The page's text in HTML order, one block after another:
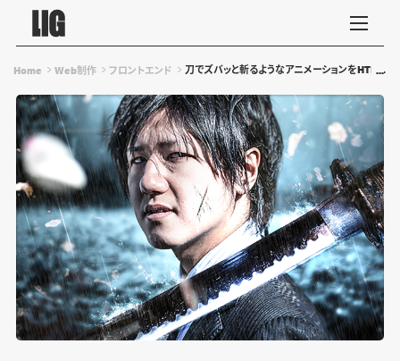
Home Web制作 フロントエンド 刀でズバッと斬るようなアニメーションをHTML・